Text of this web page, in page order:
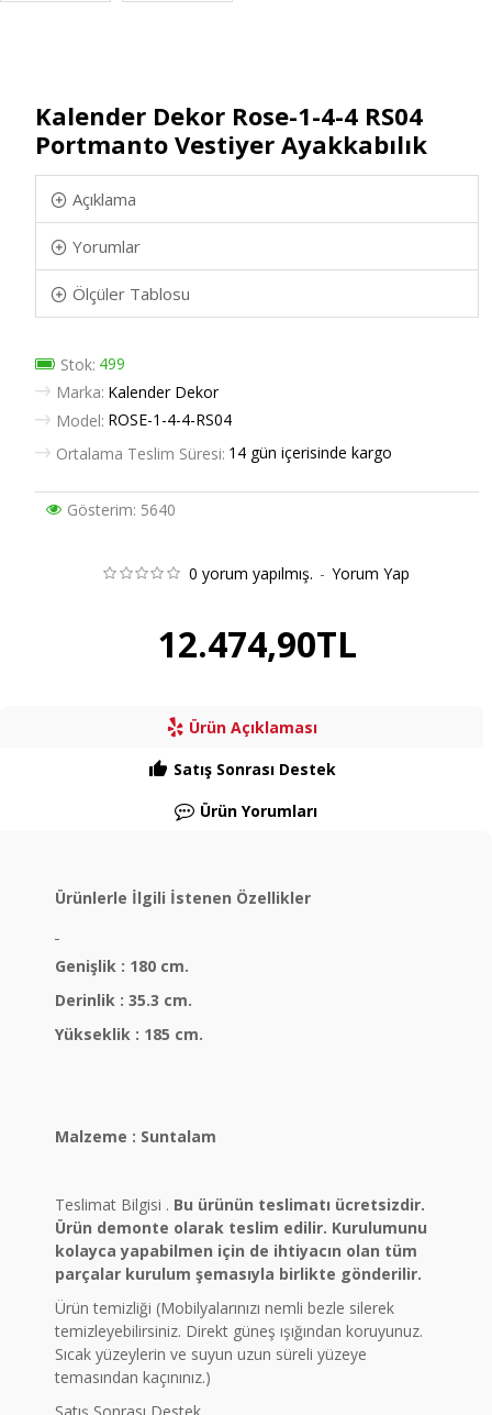
Kalender Dekor Rose-1-4-4 RS04
Portmanto Vestiyer Ayakkabılık
Açıklama
Yorumlar
Ölçüler Tablosu
Stok: 499
Marka: Kalender Dekor
Model: ROSE-1-4-4-RS04
Ortalama Teslim Süresi: 14 gün içerisinde kargo
Gösterim: 5640
0 yorum yapılmış. - Yorum Yap
12.474,90TL
Ürün Açıklaması
Satış Sonrası Destek
Ürün Yorumları
Ürünlerle İlgili İstenen Özellikler
Genişlik : 180 cm.
Derinlik : 35.3 cm.
Yükseklik : 185 cm.
Malzeme : Suntalam
Teslimat Bilgisi . Bu ürünün teslimatı ücretsizdir.
Ürün demonte olarak teslim edilir. Kurulumunu
kolayca yapabilmen için de ihtiyacın olan tüm
parçalar kurulum şemasıyla birlikte gönderilir.
Ürün temizliği (Mobilyalarınızı nemli bezle silerek
temizleyebilirsiniz. Direkt güneş ışığından koruyunuz.
Sıcak yüzeylerin ve suyun uzun süreli yüzeye
temasından kaçınınız.)